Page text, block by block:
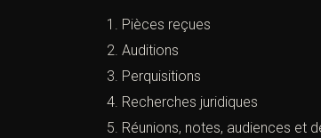
Pièces reçues
Auditions
Perquisitions
Recherches juridiques
Réunions, notes, audiences et